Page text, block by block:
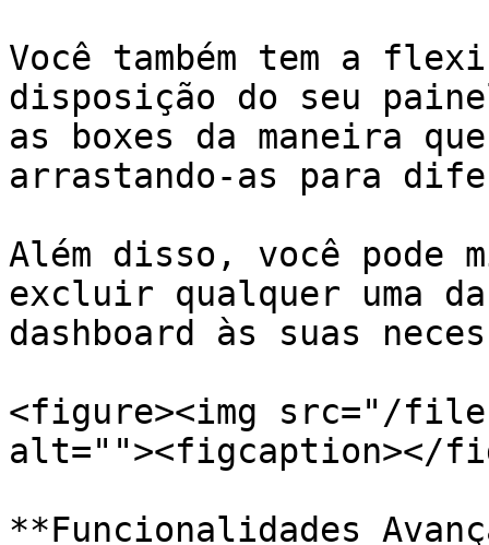
Você também tem a
disposição do seu
as boxes da maneira
arrastando-as para
Além disso, você
excluir qualquer uma
dashboard às suas
<figure><img src="/files/
alt=""><figcaption></
**Funcionalidades